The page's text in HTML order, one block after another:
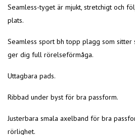
Seamless-tyget är mjukt, stretchigt och
plats.
Seamless sport bh topp plagg som sitter
ger dig full rörelseförmåga.
Uttagbara pads.
Ribbad under byst för bra passform.
Justerbara smala axelband för bra
rörlighet.